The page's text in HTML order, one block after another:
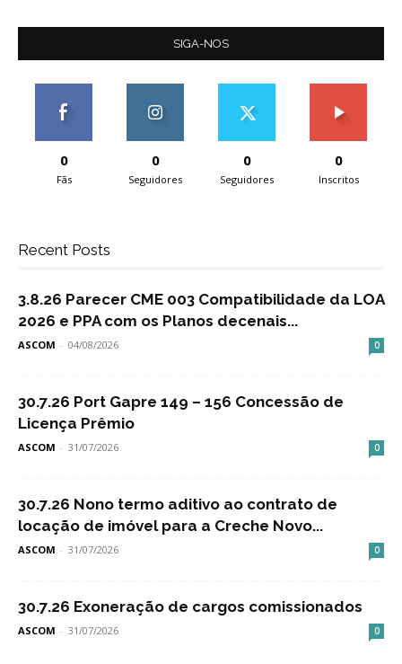
SIGA-NOS
0
Fãs
0
Seguidores
0
Seguidores
0
Inscritos
Recent Posts
3.8.26 Parecer CME 003 Compatibilidade da LOA
2026 e PPA com os Planos decenais...
ASCOM - 04/08/2026 0
30.7.26 Port Gapre 149 – 156 Concessão de
Licença Prêmio
ASCOM - 31/07/2026 0
30.7.26 Nono termo aditivo ao contrato de
locação de imóvel para a Creche Novo...
ASCOM - 31/07/2026 0
30.7.26 Exoneração de cargos comissionados
ASCOM - 31/07/2026 0